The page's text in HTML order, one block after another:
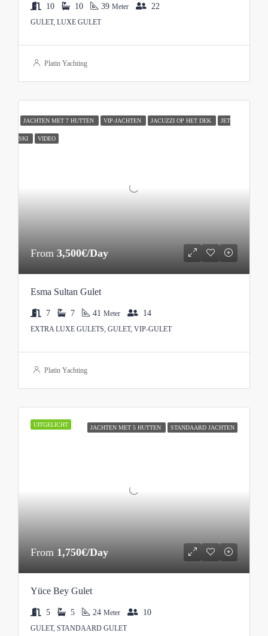
10 10 39 Meter 22
GULET, LUXE GULET
Platin Yachting
JACHTEN MET 7 HUTTEN VIP-JACHTEN JACUZZI OP HET DEK JET
SKI VIDEO
From 3,500€/Day
Esma Sultan Gulet
7 7 41 Meter 14
EXTRA LUXE GULETS, GULET, VIP-GULET
Platin Yachting
UITGELICHT JACHTEN MET 5 HUTTEN STANDAARD JACHTEN
From 1,750€/Day
Yüce Bey Gulet
5 5 24 Meter 10
GULET, STANDAARD GULET